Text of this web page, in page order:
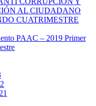
AL CIUDADANO
CUATRIMESTRE
PAAC – 2019 Primer